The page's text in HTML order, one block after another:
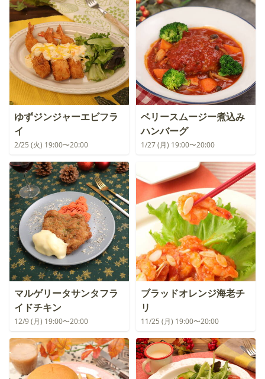
ゆずジンジャーエビフラ
イ
2/25 (火) 19:00〜20:00
ベリースムージー煮込み
ハンバーグ
1/27 (月) 19:00〜20:00
マルゲリータサンタフラ
イドチキン
12/9 (月) 19:00〜20:00
ブラッドオレンジ海老チ
リ
11/25 (月) 19:00〜20:00